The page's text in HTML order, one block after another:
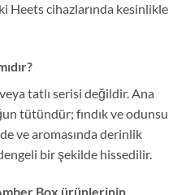
Heets cihazlarında kesinlikle
tatlı serisi değildir. Ana
tütündür; fındık ve odunsu
ve aromasında derinlik
bir şekilde hissedilir.
Box ürünlerinin